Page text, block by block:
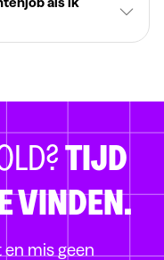
TIJD
VINDEN.
mis geen